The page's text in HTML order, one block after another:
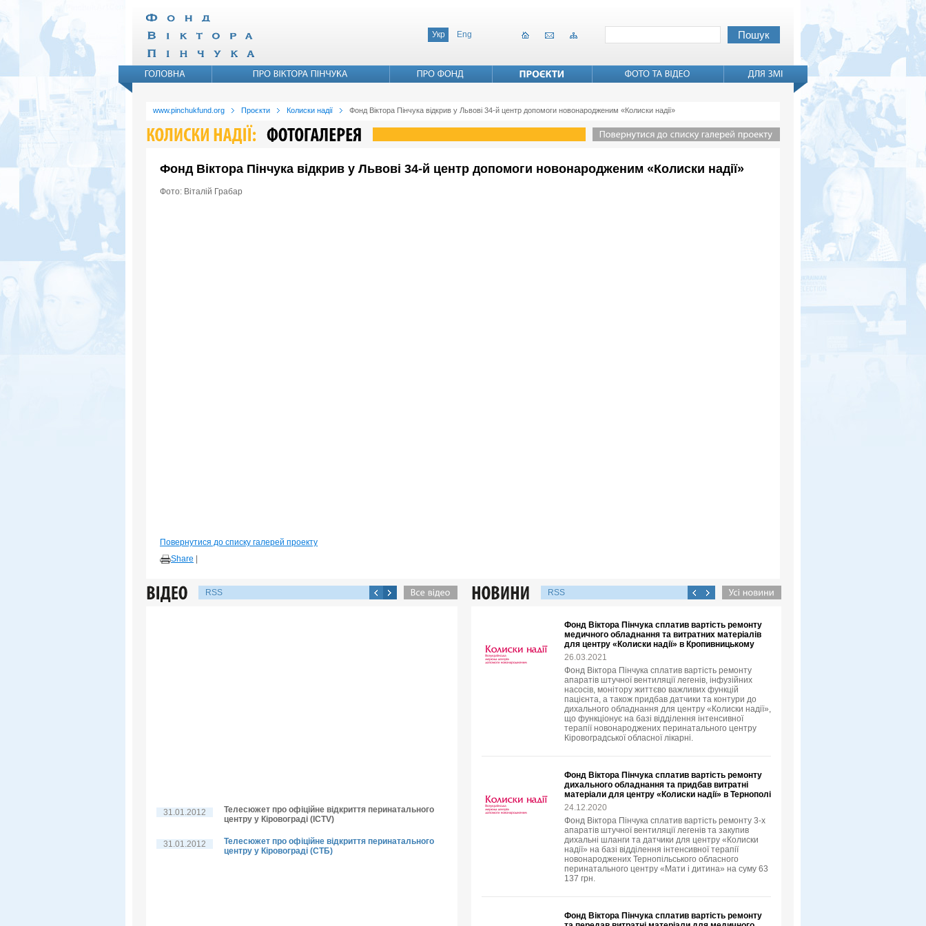
Укр Eng
www.pinchukfund.org Проєкти Колиски надії Фонд Віктора Пінчука відкрив у Львові 34-й центр допомоги новонародженим «Колиски надії»
Фонд Віктора Пінчука відкрив у Львові 34-й центр допомоги новонародженим «Колиски надії»
Фото: Віталій Грабар
Повернутися до списку галерей проекту
Share
RSS
31.01.2012
Телесюжет про офіційне відкриття перинатального
центру у Кіровограді (ICTV)
31.01.2012
Телесюжет про офіційне відкриття перинатального
центру у Кіровограді (СТБ)
RSS
Фонд Віктора Пінчука сплатив вартість ремонту
медичного обладнання та витратних матеріалів
для центру «Колиски надії» в Кропивницькому
26.03.2021
Фонд Віктора Пінчука сплатив вартість ремонту
апаратів штучної вентиляції легенів, інфузійних
насосів, монітору життєво важливих функцій
пацієнта, а також придбав датчики та контури до
дихального обладнання для центру «Колиски надії»,
що функціонує на базі відділення інтенсивної
терапії новонароджених перинатального центру
Кіровоградської обласної лікарні.
Фонд Віктора Пінчука сплатив вартість ремонту
дихального обладнання та придбав витратні
матеріали для центру «Колиски надії» в Тернополі
24.12.2020
Фонд Віктора Пінчука сплатив вартість ремонту 3-х
апаратів штучної вентиляції легенів та закупив
дихальні шланги та датчики для центру «Колиски
надії» на базі відділення інтенсивної терапії
новонароджених Тернопільського обласного
перинатального центру «Мати і дитина» на суму 63
137 грн.
Фонд Віктора Пінчука сплатив вартість ремонту